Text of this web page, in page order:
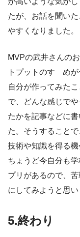
たが、お話を聞い
やすくなりました。
MVPの武井さんの
トプットのすゝめ
自分が作ってみた
で、どんな感じで
たかを記事などに
た。そうすること
技術や知識を得る機
ちょうど今自分も
プリがあるので、
にしてみようと思い
5.終わり